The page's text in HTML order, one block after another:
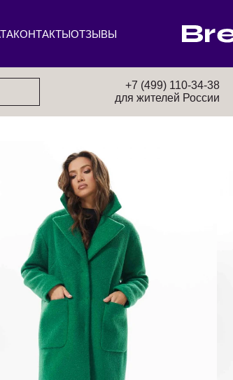
КОНТАКТЫОТЗЫВЫ
+7 (499) 110-34-38
для жителей России